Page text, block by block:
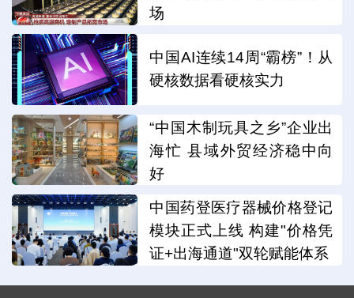
场
中国AI连续14周“霸榜”！从
硬核数据看硬核实力
“中国木制玩具之乡”企业出
海忙 县域外贸经济稳中向
好
中国药登医疗器械价格登记
模块正式上线 构建"价格凭
证+出海通道"双轮赋能体系